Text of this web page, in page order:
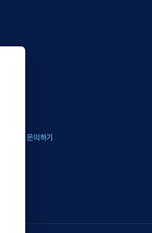
문의하기